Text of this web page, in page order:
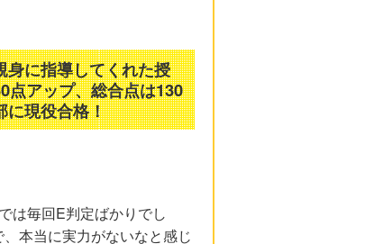
身に指導してくれた授
点アップ、総合点は130
に現役合格！
は毎回E判定ばかりでし
本当に実力がないなと感じ